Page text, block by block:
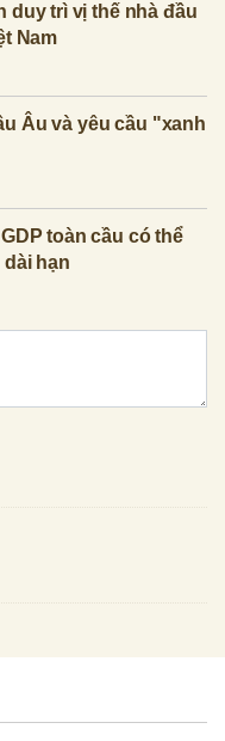
duy trì vị thế nhà đầu
Nam
Âu và yêu cầu "xanh
toàn cầu có thể
dài hạn